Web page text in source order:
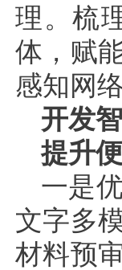
理。梳
体，赋
感知网
开发
提升
一是
文字多
材料预